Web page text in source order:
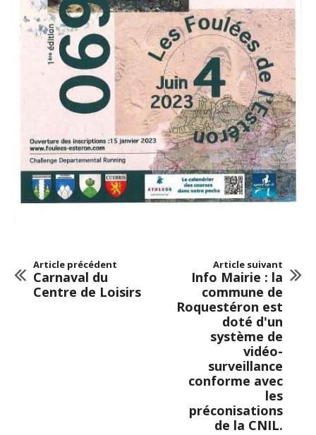
Article précédent
Carnaval du
Centre de Loisirs
Article suivant
Info Mairie : la
commune de
Roquestéron est
doté d'un
système de
vidéo-
surveillance
conforme avec
les
préconisations
de la CNIL.